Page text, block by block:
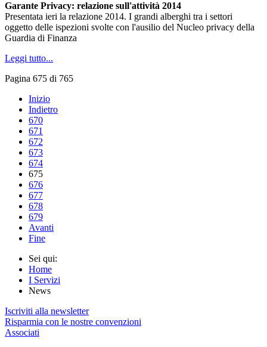
Garante Privacy: relazione sull'attività 2014
Presentata ieri la relazione 2014. I grandi alberghi tra i settori
oggetto delle ispezioni svolte con l'ausilio del Nucleo privacy della
Guardia di Finanza
Leggi tutto...
Pagina 675 di 765
Inizio
Indietro
670
671
672
673
674
675
676
677
678
679
Avanti
Fine
Sei qui:
Home
I Servizi
News
Iscriviti alla newsletter
Risparmia con le nostre convenzioni
Associati